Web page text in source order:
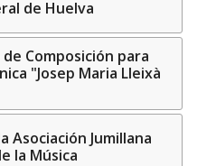
de Huelva
de Composición para
"Josep Maria Lleixà
Asociación Jumillana
la Música